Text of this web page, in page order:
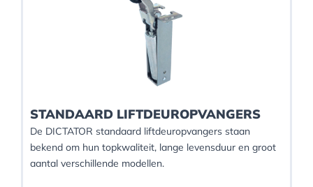
STANDAARD LIFTDEUROPVANGERS
De DICTATOR standaard liftdeuropvangers staan
bekend om hun topkwaliteit, lange levensduur en groot
aantal verschillende modellen.